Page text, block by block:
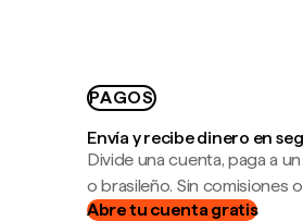
PAGOS
Envía y recibe dinero en
Divide una cuenta, paga a
o brasileño. Sin comisiones
Abre tu cuenta gratis